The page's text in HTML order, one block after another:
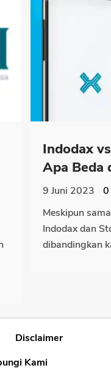
Indodax
Apa Beda
9 Juni 2023 0
Meskipun
Indodax dan
dibandingkan
Disclaimer
Kami